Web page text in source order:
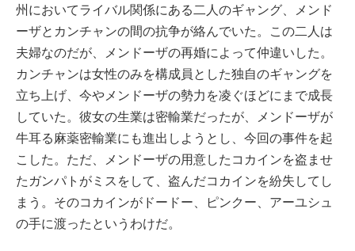
州においてライバル関係にある二人のギャング、メンド
ーザとカンチャンの間の抗争が絡んでいた。この二人は
夫婦なのだが、メンドーザの再婚によって仲違いした。
カンチャンは女性のみを構成員とした独自のギャングを
立ち上げ、今やメンドーザの勢力を凌ぐほどにまで成長
していた。彼女の生業は密輸業だったが、メンドーザが
牛耳る麻薬密輸業にも進出しようとし、今回の事件を起
こした。ただ、メンドーザの用意したコカインを盗ませ
たガンパトがミスをして、盗んだコカインを紛失してし
まう。そのコカインがドードー、ピンクー、アーユシュ
の手に渡ったというわけだ。